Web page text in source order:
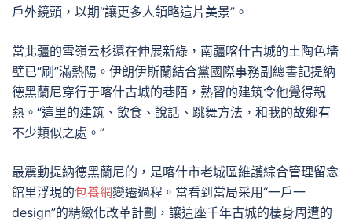
戶外鏡頭，以期“讓更多人領略這片美景”。
當北疆的雪嶺云杉還在伸展新綠，南疆喀什古城的土陶色墻
壁已“刷”滿熱陽。伊朗伊斯蘭結合黨國際事務副總書記提納
德黑蘭尼穿行于喀什古城的巷陌，熟習的建筑令他覺得親
熱。“這里的建筑、飲食、說話、跳舞方法，和我的故鄉有
不少類似之處。”
最震動提納德黑蘭尼的，是喀什市老城區維護綜合管理留念
館里浮現的包養網變遷過程。當看到當局采用“一戶一
design”的精緻化改革計劃，讓這座千年古城的棲身周遭的